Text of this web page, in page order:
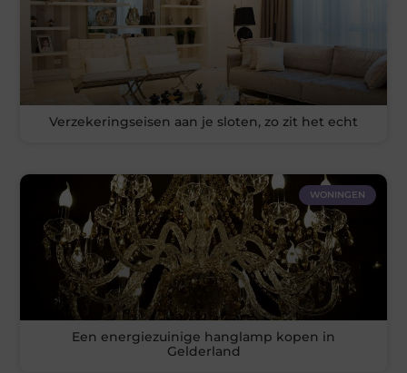
Verzekeringseisen aan je sloten, zo zit het echt
WONINGEN
Een energiezuinige hanglamp kopen in
Gelderland